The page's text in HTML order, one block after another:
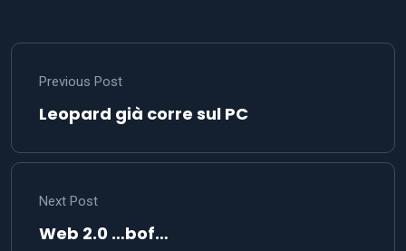
Previous Post
Leopard già corre sul PC
Next Post
Web 2.0 …bof…